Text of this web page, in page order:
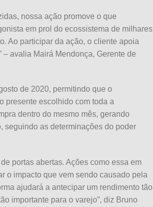
nossa ação promove o que
em prol do ecossistema de milhares
Ao participar da ação, o cliente apoia
avalia Mairá Mendonça, Gerente de
de 2020, permitindo que o
presente escolhido com toda a
dentro do mesmo mês, gerando
seguindo as determinações do poder
portas abertas. Ações como essa em
o impacto que vem sendo causado pela
ajudará a antecipar um rendimento tão
importante para o varejo”, diz Bruno